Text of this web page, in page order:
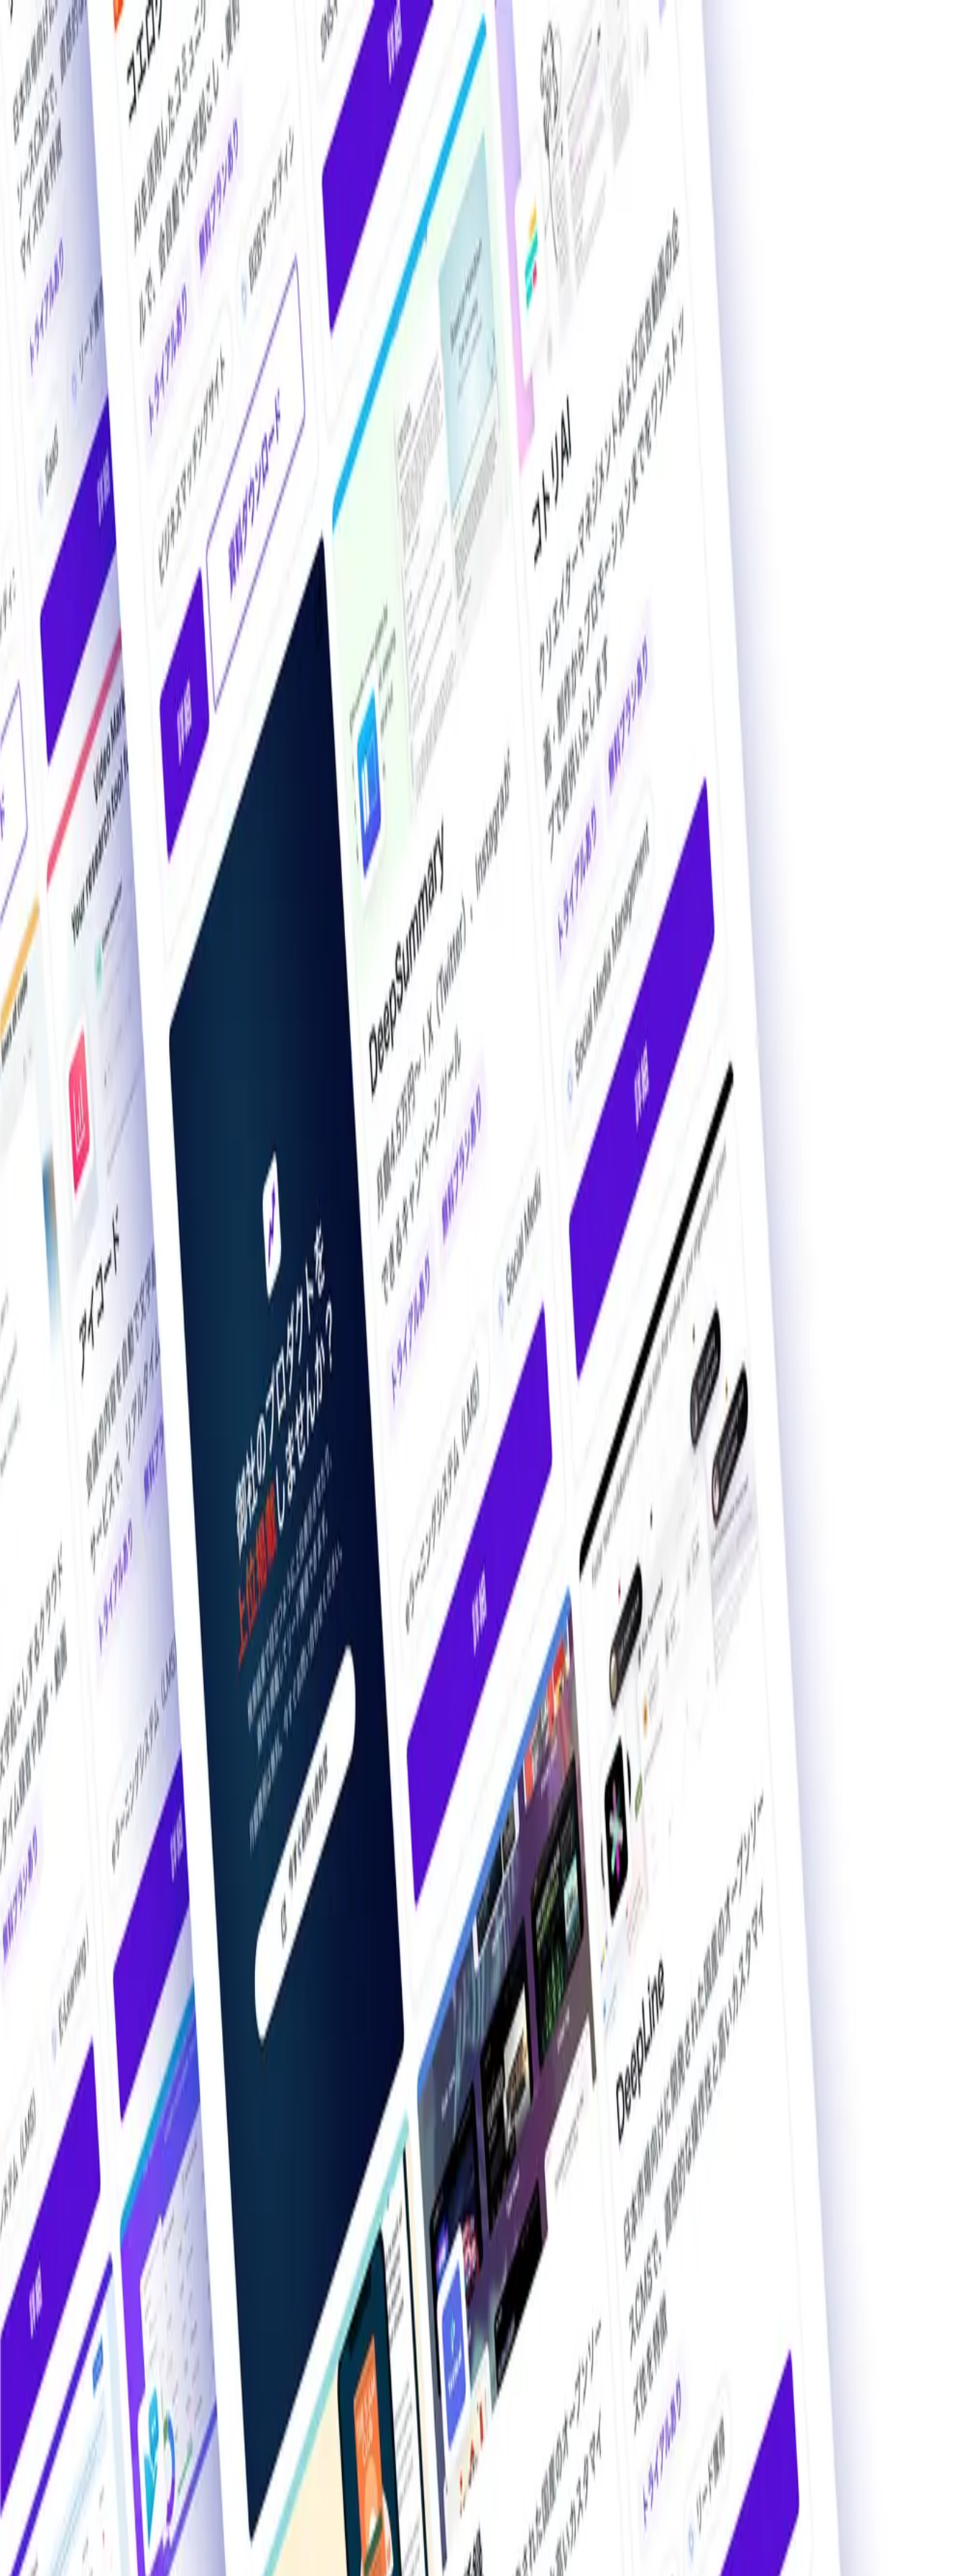
O!Product AI（オープロダクト）は、日本最大級の法人向けAIツール・サービス比較メディア。掲載サービス数2,000件超・掲載導入事例数2,200件突破。
お知らせ一覧
掲載希望の方